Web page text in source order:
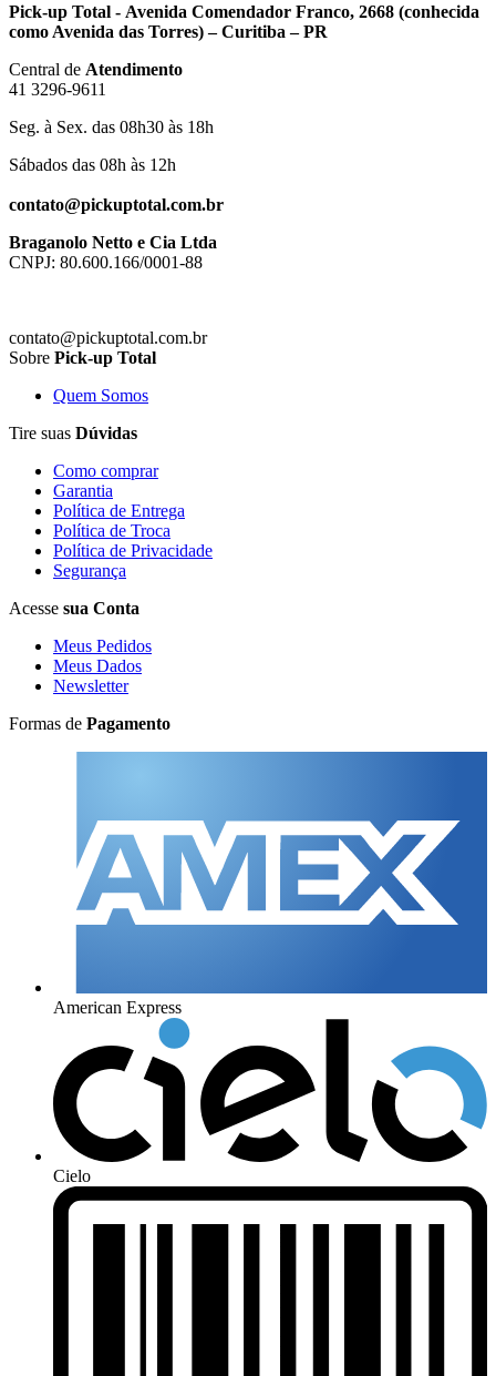
Pick-up Total - Avenida Comendador Franco, 2668 (conhecida
como Avenida das Torres) – Curitiba – PR
Central de Atendimento
41 3296-9611
Seg. à Sex. das 08h30 às 18h
Sábados das 08h às 12h
contato@pickuptotal.com.br
Braganolo Netto e Cia Ltda
CNPJ: 80.600.166/0001-88
contato@pickuptotal.com.br
Sobre Pick-up Total
Quem Somos
Tire suas Dúvidas
Como comprar
Garantia
Política de Entrega
Política de Troca
Política de Privacidade
Segurança
Acesse sua Conta
Meus Pedidos
Meus Dados
Newsletter
Formas de Pagamento
American Express
Cielo